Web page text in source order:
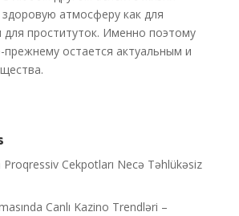
атмосферу как для
для проституток. Именно поэтому
прежнему остается актуальным и
Cekpotları Necə Təhlükəsiz
Canlı Kazino Trendləri –